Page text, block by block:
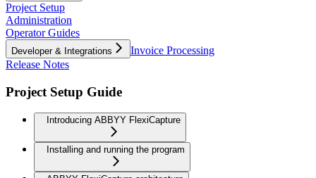
Project Setup
Administration
Operator Guides
Developer & Integrations
Invoice Processing
Release Notes
Project Setup Guide
Introducing ABBYY FlexiCapture
Installing and running the program